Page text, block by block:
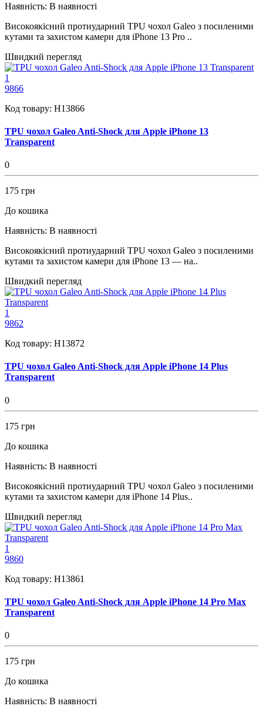
Наявність: В наявності
Високоякісний протиударний TPU чохол Galeo з посиленими
кутами та захистом камери для iPhone 13 Pro ..
Швидкий перегляд
1
9866
Код товару: H13866
TPU чохол Galeo Anti-Shock для Apple iPhone 13
Transparent
0
175 грн
До кошика
Наявність: В наявності
Високоякісний протиударний TPU чохол Galeo з посиленими
кутами та захистом камери для iPhone 13 — на..
Швидкий перегляд
1
9862
Код товару: H13872
TPU чохол Galeo Anti-Shock для Apple iPhone 14 Plus
Transparent
0
175 грн
До кошика
Наявність: В наявності
Високоякісний протиударний TPU чохол Galeo з посиленими
кутами та захистом камери для iPhone 14 Plus..
Швидкий перегляд
1
9860
Код товару: H13861
TPU чохол Galeo Anti-Shock для Apple iPhone 14 Pro Max
Transparent
0
175 грн
До кошика
Наявність: В наявності